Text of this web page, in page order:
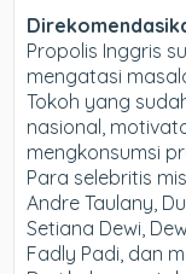
Propolis Inggris
mengatasi
Tokoh yang
nasional,
mengkonsumsi
Para selebritis
Andre Taulany,
Setiana Dewi,
Fadly Padi, dan